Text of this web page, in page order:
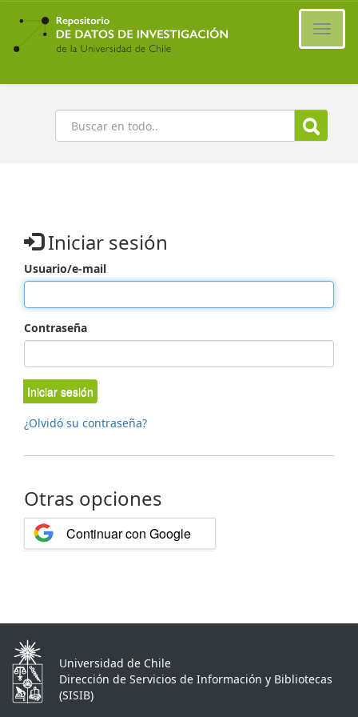
Ir
contenido
principal
Buscar
Iniciar sesión
Usuario/e-mail
Contraseña
Iniciar sesión
¿Olvidó su contraseña?
Otras opciones
Continuar con Google
Universidad de Chile
Dirección de Servicios de Información y Bibliotecas
(SISIB)